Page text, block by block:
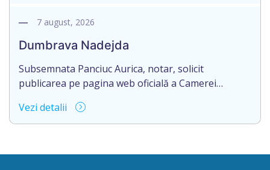
0991201351317, decedat/ă la data de 15.05.2021
Eliberarea certificatului de moștenitor este […]
7 august, 2026
Dumbrava Nadejda
Subsemnata Panciuc Aurica, notar, solicit
publicarea pe pagina web oficială a Camerei
deschiderea procedurii succesorale cu următorul
conținut: Informație privind deschiderea procedurii
biroului la adresa: R.Moldova, or.Sîngerei,
Vezi detalii